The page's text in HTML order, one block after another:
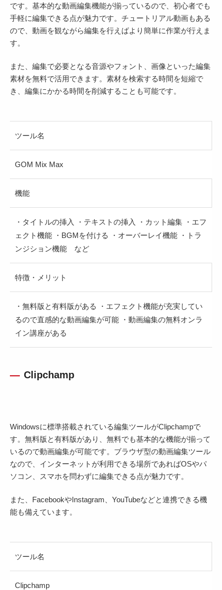
です。基本的な動画編集機能が揃っているので、初心者でも
手軽に編集できる点が魅力です。チュートリアル動画もある
ので、動画を観ながら編集を行えばより簡単に作業が行えま
す。
また、編集で必要となる音源やフォント、画像といった編集
素材を無料で活用できます。素材を検索する時間を短縮で
き、編集にかかる時間を削減することも可能です。
ツール名
GOM Mix Max
機能
・タイトルの挿入 ・テキストの挿入 ・カット編集 ・エフ
ェクト機能 ・BGMを付ける ・オーバーレイ機能 ・トラ
ンジション機能 など
特徴・メリット
・無料版と有料版がある ・エフェクト機能が充実してい
るので直感的な動画編集が可能 ・動画編集の無料オンラ
イン講座がある
Clipchamp
Windowsに標準搭載されている編集ツールがClipchampで
す。無料版と有料版があり、無料でも基本的な機能が揃って
いるので動画編集が可能です。ブラウザ型の動画編集ツール
なので、インターネットが利用できる場所であればOSやパ
ソコン、スマホを問わずに編集できる点が魅力です。
また、FacebookやInstagram、YouTubeなどと連携できる機
能も備えています。
ツール名
Clipchamp